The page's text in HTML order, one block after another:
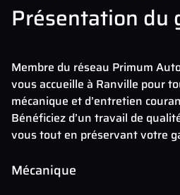
Présentation du
Membre du réseau Primum
vous accueille à Ranville pour
mécanique et d’entretien
Bénéficiez d’un travail de
vous tout en préservant votre
Mécanique